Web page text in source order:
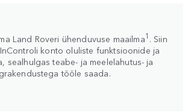
Land Roveri ühenduvuse maailma1 . Siin
konto oluliste funktsioonide ja
sealhulgas teabe- ja meelelahutus- ja
tööle saada.